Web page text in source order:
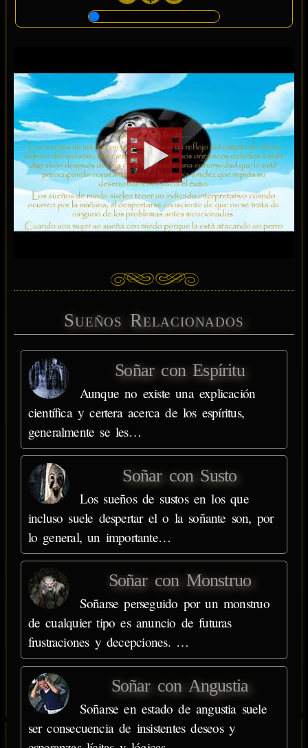
Sueños Relacionados
Soñar con Espíritu
Aunque no existe una explicación
científica y certera acerca de los espíritus,
generalmente se les…
Soñar con Susto
Los sueños de sustos en los que
incluso suele despertar el o la soñante son, por
lo general, un importante…
Soñar con Monstruo
Soñarse perseguido por un monstruo
de cualquier tipo es anuncio de futuras
frustraciones y decepciones. …
Soñar con Angustia
Soñarse en estado de angustia suele
ser consecuencia de insistentes deseos y